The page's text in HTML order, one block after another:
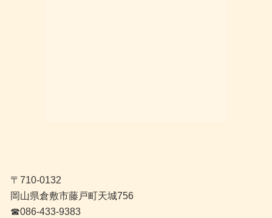
〒710-0132
岡山県倉敷市藤戸町天城756
☎︎086-433-9383